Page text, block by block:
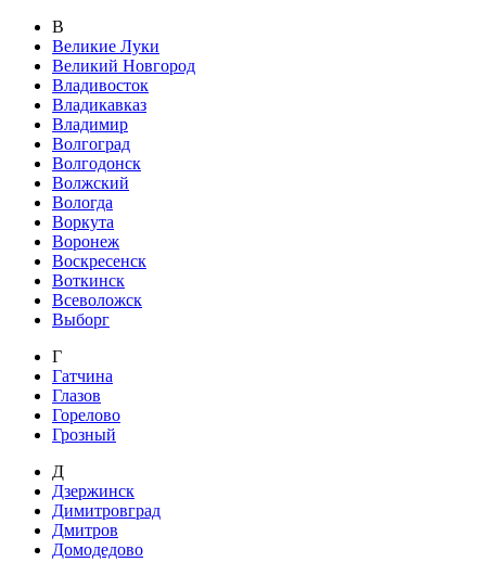
В
Великие Луки
Великий Новгород
Владивосток
Владикавказ
Владимир
Волгоград
Волгодонск
Волжский
Вологда
Воркута
Воронеж
Воскресенск
Воткинск
Всеволожск
Выборг
Г
Гатчина
Глазов
Горелово
Грозный
Д
Дзержинск
Димитровград
Дмитров
Домодедово